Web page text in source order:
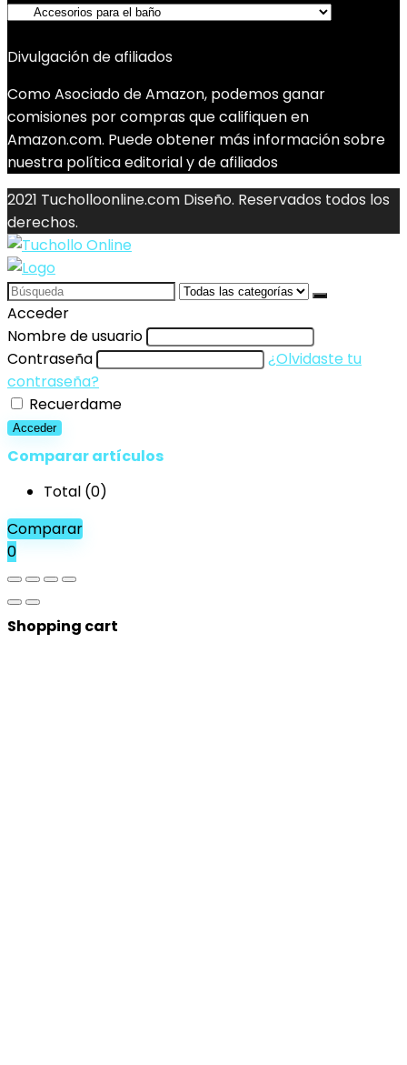
Divulgación de afiliados
Como Asociado de Amazon, podemos ganar
comisiones por compras que califiquen en
Amazon.com. Puede obtener más información sobre
nuestra política editorial y de afiliados
2021 Tucholloonline.com Diseño. Reservados todos los
derechos.
Search
for:
Acceder
Nombre de usuario
Contraseña
¿Olvidaste tu
contraseña?
Recuerdame
Acceder
Comparar artículos
Total (0)
Comparar
0
Shopping cart